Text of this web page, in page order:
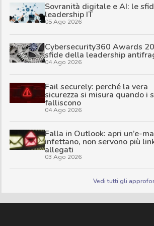
Sovranità digitale e AI: le
leadership IT
05 Ago 2026
Cybersecurity360 Awards
sfide della leadership
04 Ago 2026
Fail securely: perché la vera
sicurezza si misura quando i
falliscono
04 Ago 2026
Falla in Outlook: apri un’e-
infettano, non servono più
allegati
03 Ago 2026
Vedi tutti gli